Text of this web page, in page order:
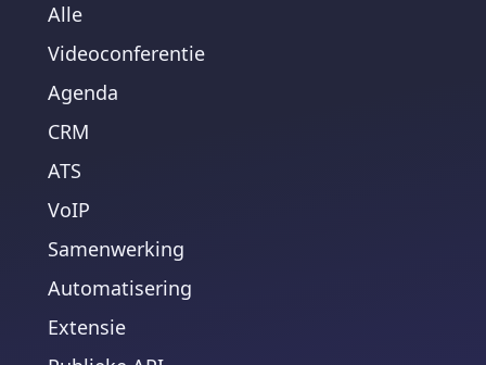
Alle
Videoconferentie
Agenda
CRM
ATS
VoIP
Samenwerking
Automatisering
Extensie